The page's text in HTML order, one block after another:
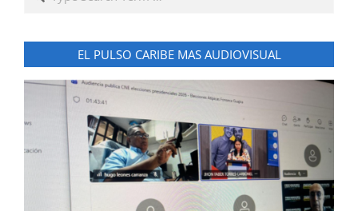
EL PULSO CARIBE MAS AUDIOVISUAL